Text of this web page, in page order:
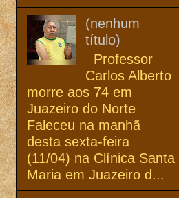
(nenhum
título)
Professor
Carlos Alberto
morre aos 74 em
Juazeiro do Norte
Faleceu na manhã
desta sexta-feira
(11/04) na Clínica Santa
Maria em Juazeiro d...